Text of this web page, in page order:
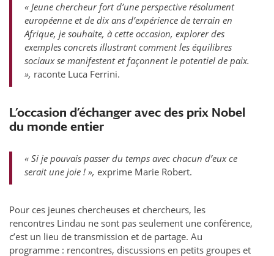
« Jeune chercheur fort d’une perspective résolument
européenne et de dix ans d’expérience de terrain en
Afrique, je souhaite, à cette occasion, explorer des
exemples concrets illustrant comment les équilibres
sociaux se manifestent et façonnent le potentiel de paix.
», raconte Luca Ferrini.
L’occasion d’échanger avec des prix Nobel
du monde entier
« Si je pouvais passer du temps avec chacun d’eux ce
serait une joie ! », exprime Marie Robert.
Pour ces jeunes chercheuses et chercheurs, les
rencontres Lindau ne sont pas seulement une conférence,
c’est un lieu de transmission et de partage. Au
programme : rencontres, discussions en petits groupes et